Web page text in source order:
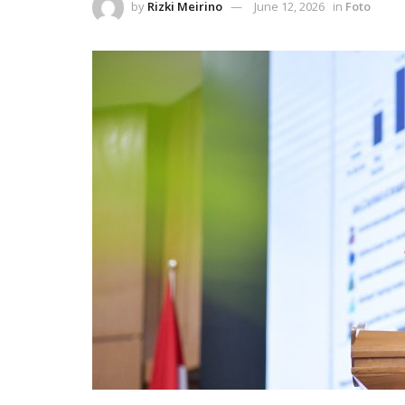
by Rizki Meirino June 12, 2026 in Foto